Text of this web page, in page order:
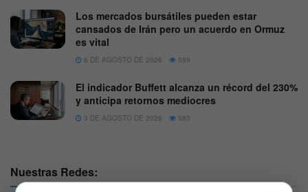
Los mercados bursátiles pueden estar
cansados de Irán pero un acuerdo en Ormuz
es vital
6 DE AGOSTO DE 2026 559
El indicador Buffett alcanza un récord del 230%
y anticipa retornos mediocres
3 DE AGOSTO DE 2026 583
Nuestras Redes: